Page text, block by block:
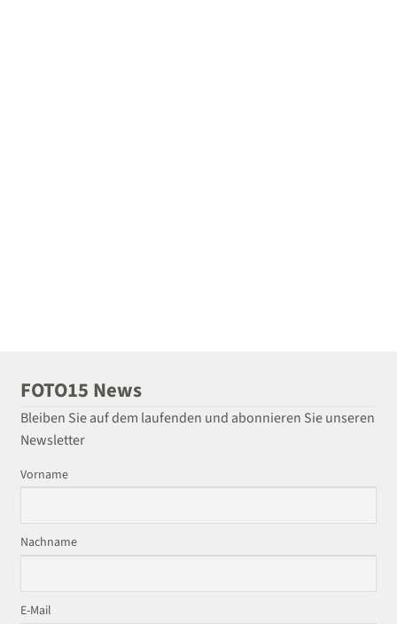
FOTO15 News
Bleiben Sie auf dem laufenden und abonnieren Sie unseren
Newsletter
Vorname
Nachname
E-Mail